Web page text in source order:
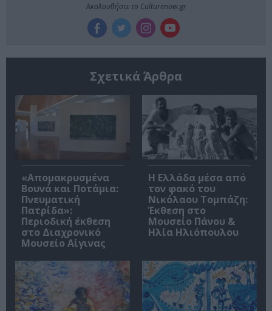
Ακολουθήστε το Culturenow.gr
Σχετικά Άρθρα
«Απομακρυσμένα
Βουνά και Ποτάμια:
Πνευματική
Πατρίδα»:
Περιοδική έκθεση
στο Διαχρονικό
Μουσείο Αίγινας
Η Ελλάδα μέσα από
τον φακό του
Νικόλαου Τομπάζη:
Έκθεση στο
Μουσείο Πάνου &
Ηλία Ηλιόπουλου